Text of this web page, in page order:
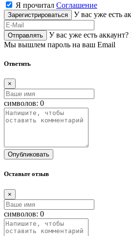
Я прочитал Соглашение
Зарегистрироваться У вас уже есть
Отправлять У вас уже есть аккаунт?
Мы вышлем пароль на ваш Email
Ответить
×
символов: 0
Опубликовать
Оставьте отзыв
×
символов: 0